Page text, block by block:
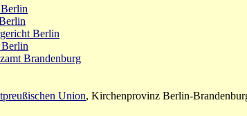
Berlin
Brandenburg
Union, Kirchenprovinz Berlin-